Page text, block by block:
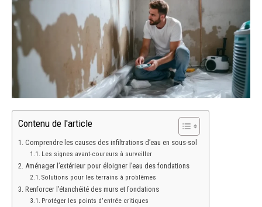
Contenu de l'article
Comprendre les causes des infiltrations d’eau en sous-sol
Les signes avant-coureurs à surveiller
Aménager l’extérieur pour éloigner l’eau des fondations
Solutions pour les terrains à problèmes
Renforcer l’étanchéité des murs et fondations
Protéger les points d’entrée critiques